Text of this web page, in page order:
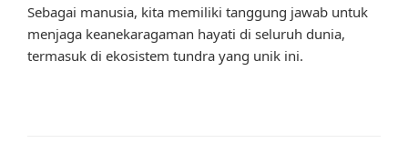
Sebagai manusia, kita memiliki tanggung jawab untuk
menjaga keanekaragaman hayati di seluruh dunia,
termasuk di ekosistem tundra yang unik ini.